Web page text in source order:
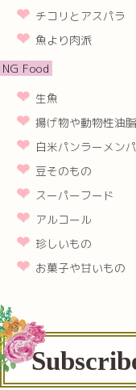
チコリとアスパラ
魚より肉派
NG Food
生魚
揚げ物や動物性油脂
白米パンラーメン
豆そのもの
スーパーフード
アルコール
珍しいもの
お菓子や甘いもの